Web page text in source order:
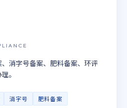
消字号备案、肥料备案、环评
。
消字号
肥料备案